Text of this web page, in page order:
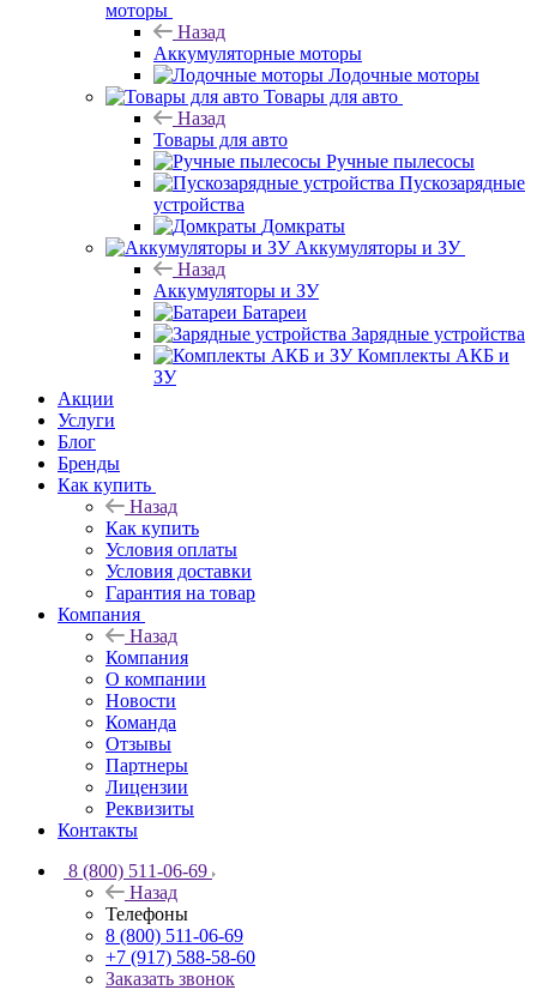
моторы
Назад
Аккумуляторные моторы
Лодочные моторы
Товары для авто
Назад
Товары для авто
Ручные пылесосы
Пускозарядные
устройства
Домкраты
Аккумуляторы и ЗУ
Назад
Аккумуляторы и ЗУ
Батареи
Зарядные устройства
Комплекты АКБ и
ЗУ
Акции
Услуги
Блог
Бренды
Как купить
Назад
Как купить
Условия оплаты
Условия доставки
Гарантия на товар
Компания
Назад
Компания
О компании
Новости
Команда
Отзывы
Партнеры
Лицензии
Реквизиты
Контакты
8 (800) 511-06-69
Назад
Телефоны
8 (800) 511-06-69
+7 (917) 588-58-60
Заказать звонок